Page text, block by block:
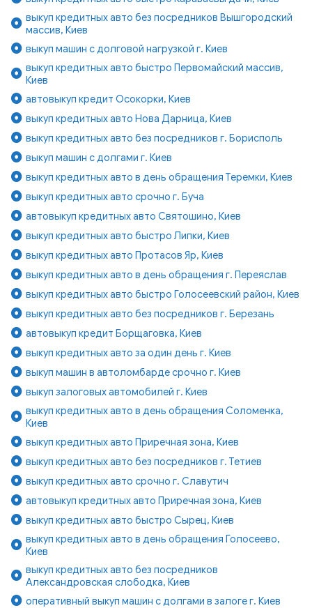
выкуп кредитных авто без посредников Вышгородский
массив, Киев
выкуп машин с долговой нагрузкой г. Киев
выкуп кредитных авто быстро Первомайский массив,
Киев
автовыкуп кредит Осокорки, Киев
выкуп кредитных авто Нова Дарница, Киев
выкуп кредитных авто без посредников г. Борисполь
выкуп машин с долгами г. Киев
выкуп кредитных авто в день обращения Теремки, Киев
выкуп кредитных авто срочно г. Буча
автовыкуп кредитных авто Святошино, Киев
выкуп кредитных авто быстро Липки, Киев
выкуп кредитных авто Протасов Яр, Киев
выкуп кредитных авто в день обращения г. Переяслав
выкуп кредитных авто быстро Голосеевский район, Киев
выкуп кредитных авто без посредников г. Березань
автовыкуп кредит Борщаговка, Киев
выкуп кредитных авто за один день г. Киев
выкуп машин в автоломбарде срочно г. Киев
выкуп залоговых автомобилей г. Киев
выкуп кредитных авто в день обращения Соломенка,
Киев
выкуп кредитных авто Приречная зона, Киев
выкуп кредитных авто без посредников г. Тетиев
выкуп кредитных авто срочно г. Славутич
автовыкуп кредитных авто Приречная зона, Киев
выкуп кредитных авто быстро Сырец, Киев
выкуп кредитных авто в день обращения Голосеево,
Киев
выкуп кредитных авто без посредников
Александровская слободка, Киев
оперативный выкуп машин с долгами в залоге г. Киев